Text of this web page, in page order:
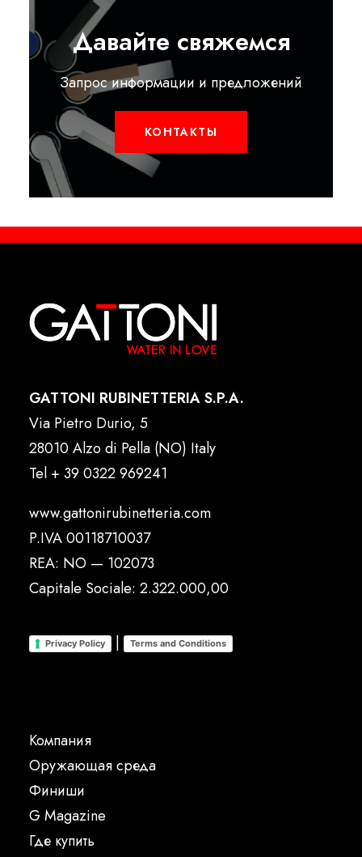
Давайте свяжемся
Запрос информации и предложений
КОНТАКТЫ
GATTONI RUBINETTERIA S.P.A.
Via Pietro Durio, 5
28010 Alzo di Pella (NO) Italy
Tel + 39 0322 969241
www.gattonirubinetteria.com
P.IVA 00118710037
REA: NO — 102073
Capitale Sociale: 2.322.000,00
Privacy Policy | Terms and Conditions
Компания
Oружающая среда
Финиши
G Magazine
Где купить